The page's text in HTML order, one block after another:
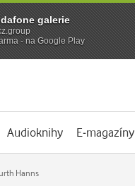
Audioknihy E-magazíny
Hanns
galerie
- na Google Play